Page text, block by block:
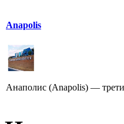
Anapolis
Анаполис (Anapolis) —